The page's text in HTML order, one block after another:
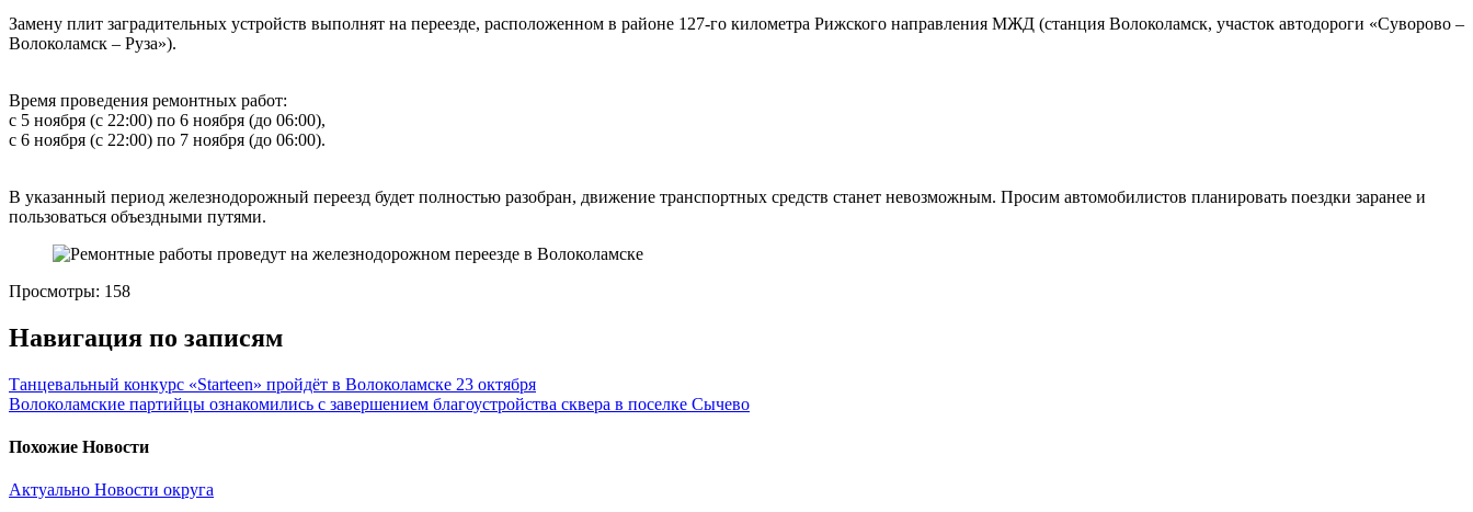
Замену плит заградительных устройств выполнят на переезде, расположенном в районе 127-го километра Рижского направления МЖД (станция Волоколамск, участок автодороги «Суворово –
Волоколамск – Руза»).
Время проведения ремонтных работ:
с 5 ноября (с 22:00) по 6 ноября (до 06:00),
с 6 ноября (с 22:00) по 7 ноября (до 06:00).
В указанный период железнодорожный переезд будет полностью разобран, движение транспортных средств станет невозможным. Просим автомобилистов планировать поездки заранее и
пользоваться объездными путями.
Просмотры: 158
Навигация по записям
Танцевальный конкурс «Starteen» пройдёт в Волоколамске 23 октября
Волоколамские партийцы ознакомились с завершением благоустройства сквера в поселке Сычево
Похожие Новости
Актуально Новости округа